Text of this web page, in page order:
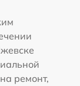
ремонт,